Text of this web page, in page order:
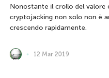
Nonostante il crollo del valore
cryptojacking non solo non è
crescendo rapidamente.
12 Mar 2019